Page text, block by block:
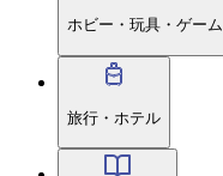
ホビー・玩具・ゲーム
旅行・ホテル